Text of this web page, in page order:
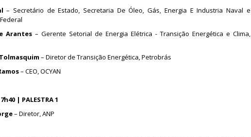
– Secretário de Estado, Secretaria De Óleo, Gás, Energia E Industria Naval e
Arantes– Gerente Setorial de Energia Elétrica - Transição Energética e Clima,
– Diretor de Transição Energética, Petrobrás
– CEO, OCYAN
| PALESTRA 1
– Diretor, ANP